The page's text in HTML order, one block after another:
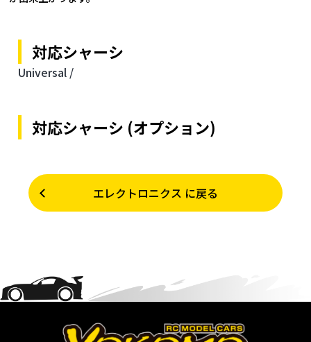
対応シャーシ
Universal /
対応シャーシ (オプション)
エレクトロニクス に戻る